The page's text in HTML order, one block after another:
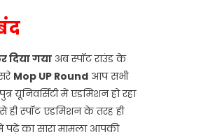
दिया गया अब स्पॉट राउंड के
Mop UP Round आप सभी
में एडमिशन हो रहा
स्पॉट एडमिशन के तरह ही
का सारा मामला आपकी